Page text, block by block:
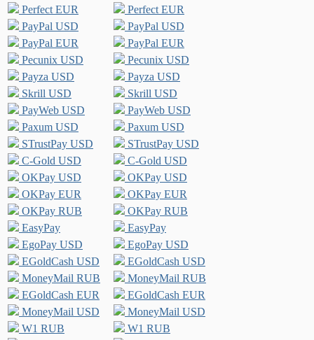
Perfect EUR
Perfect EUR
PayPal USD
PayPal USD
PayPal EUR
PayPal EUR
Pecunix USD
Pecunix USD
Payza USD
Payza USD
Skrill USD
Skrill USD
PayWeb USD
PayWeb USD
Paxum USD
Paxum USD
STrustPay USD
STrustPay USD
C-Gold USD
C-Gold USD
OKPay USD
OKPay USD
OKPay EUR
OKPay EUR
OKPay RUB
OKPay RUB
EasyPay
EasyPay
EgoPay USD
EgoPay USD
EGoldCash USD
EGoldCash USD
MoneyMail RUB
MoneyMail RUB
EGoldCash EUR
EGoldCash EUR
MoneyMail USD
MoneyMail USD
W1 RUB
W1 RUB